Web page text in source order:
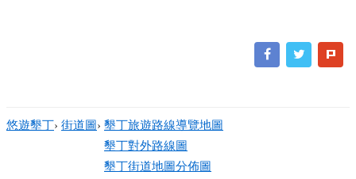
悠遊墾丁› 街道圖› 墾丁旅遊路線導覽地圖
墾丁對外路線圖
墾丁街道地圖分佈圖